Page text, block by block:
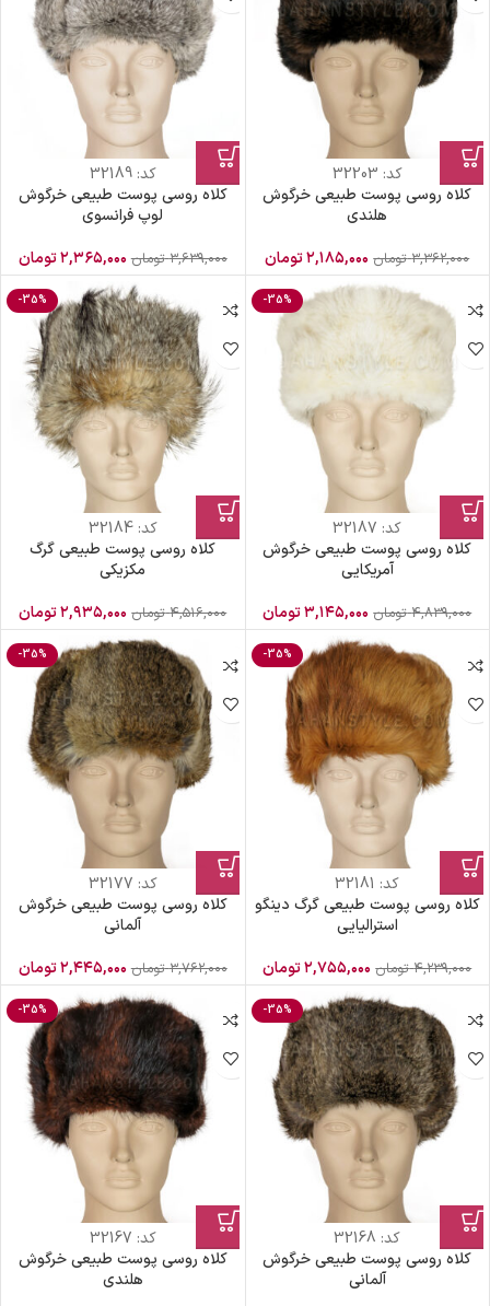
کد: 32203
کلاه روسی پوست طبیعی خرگوش
هلندی
۳,۳۶۲,۰۰۰ تومان ۲,۱۸۵,۰۰۰تومان
کد:32189
کلاه روسی پوست طبیعی خرگوش
لوپ فرانسوی
۳,۶۳۹,۰۰۰ تومان ۲,۳۶۵,۰۰۰تومان
-35%
کد: 32187
کلاه روسی پوست طبیعی خرگوش
آمریکایی
۴,۸۳۹,۰۰۰ تومان ۳,۱۴۵,۰۰۰تومان
-35%
کد:32184
کلاه روسی پوست طبیعی گرگ
مکزیکی
۴,۵۱۶,۰۰۰ تومان ۲,۹۳۵,۰۰۰تومان
-35%
کد: 32181
کلاه روسی پوست طبیعی گرگ دینگو
استرالیایی
۴,۲۳۹,۰۰۰ تومان ۲,۷۵۵,۰۰۰تومان
-35%
کد: 32177
کلاه روسی پوست طبیعی خرگوش
آلمانی
۳,۷۶۲,۰۰۰ تومان ۲,۴۴۵,۰۰۰تومان
-35%
کد: 32168
کلاه روسی پوست طبیعی خرگوش
آلمانی
-35%
کد: 32167
کلاه روسی پوست طبیعی خرگوش
هلندی